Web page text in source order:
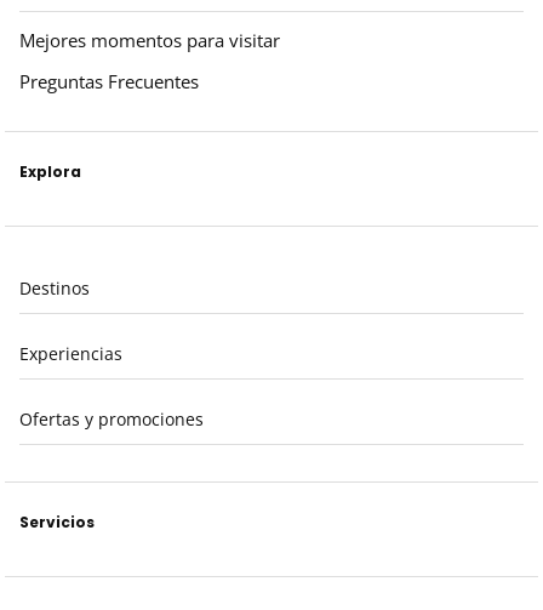
Mejores momentos para visitar
Preguntas Frecuentes
Explora
Destinos
Experiencias
Ofertas y promociones
Servicios